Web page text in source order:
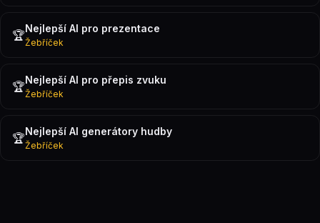
🏆Nejlepší AI pro prezentace
Žebříček
🏆Nejlepší AI pro přepis zvuku
Žebříček
🏆Nejlepší AI generátory hudby
Žebříček